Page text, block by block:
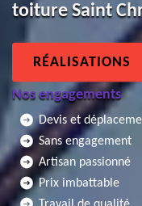
toiture Saint
RÉALISATIONS
Nos engagements
Devis et
Sans engagement
Artisan passionné
Prix imbattable